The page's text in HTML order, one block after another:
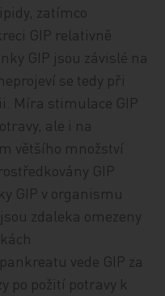
zatímco
GIP relativně
GIP jsou závislé na
se tedy při
Míra stimulace GIP
ale i na
většího množství
GIP
GIP v organismu
zdaleka omezeny
vede GIP za
po požití potravy k